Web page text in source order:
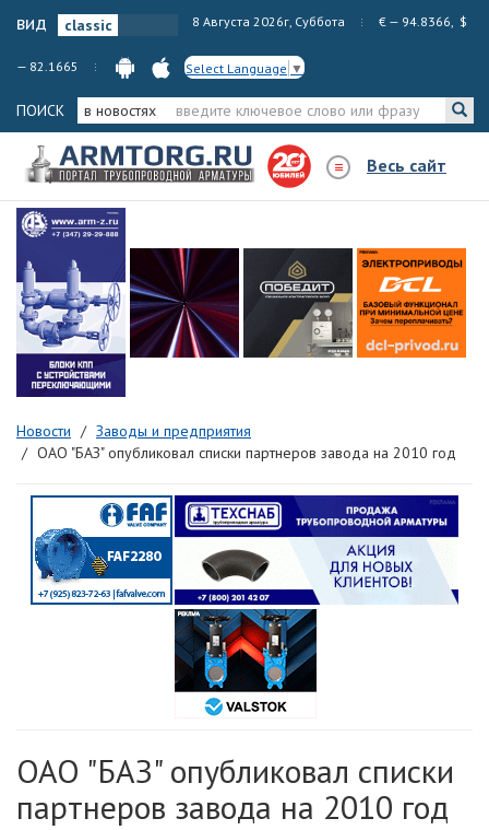
вид 8 Августа 2026г, Суббота € — 94.8366, $
— 82.1665 Select Language ▼
ПОИСК в новостях
Весь сайт
Новости
Заводы и предприятия
ОАО "БАЗ" опубликовал списки партнеров завода на 2010 год
ОАО "БАЗ" опубликовал списки
партнеров завода на 2010 год